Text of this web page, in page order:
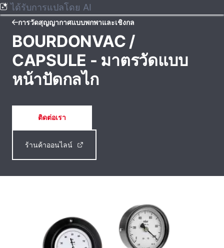
ได้รับการแปลโดย AI
การวัดสุญญากาศแบบพกพาและเชิงกล
BOURDONVAC /
CAPSULE - มาตรวัดแบบ
หน้าปัดกลไก
ติดต่อเรา
ร้านค้าออนไลน์